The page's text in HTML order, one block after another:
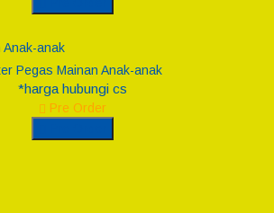
Pegas Mainan Anak-anak
*harga hubungi cs
Pre Order